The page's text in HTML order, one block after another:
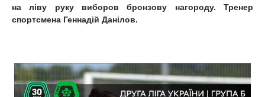
на ліву руку виборов бронзову нагороду. Тренер
спортсмена Геннадій Данілов.